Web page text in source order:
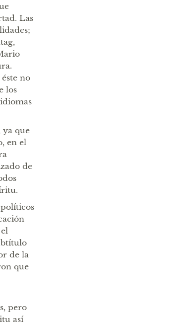
Las
no
los
ya que
en el
de
de la
que
pero
así